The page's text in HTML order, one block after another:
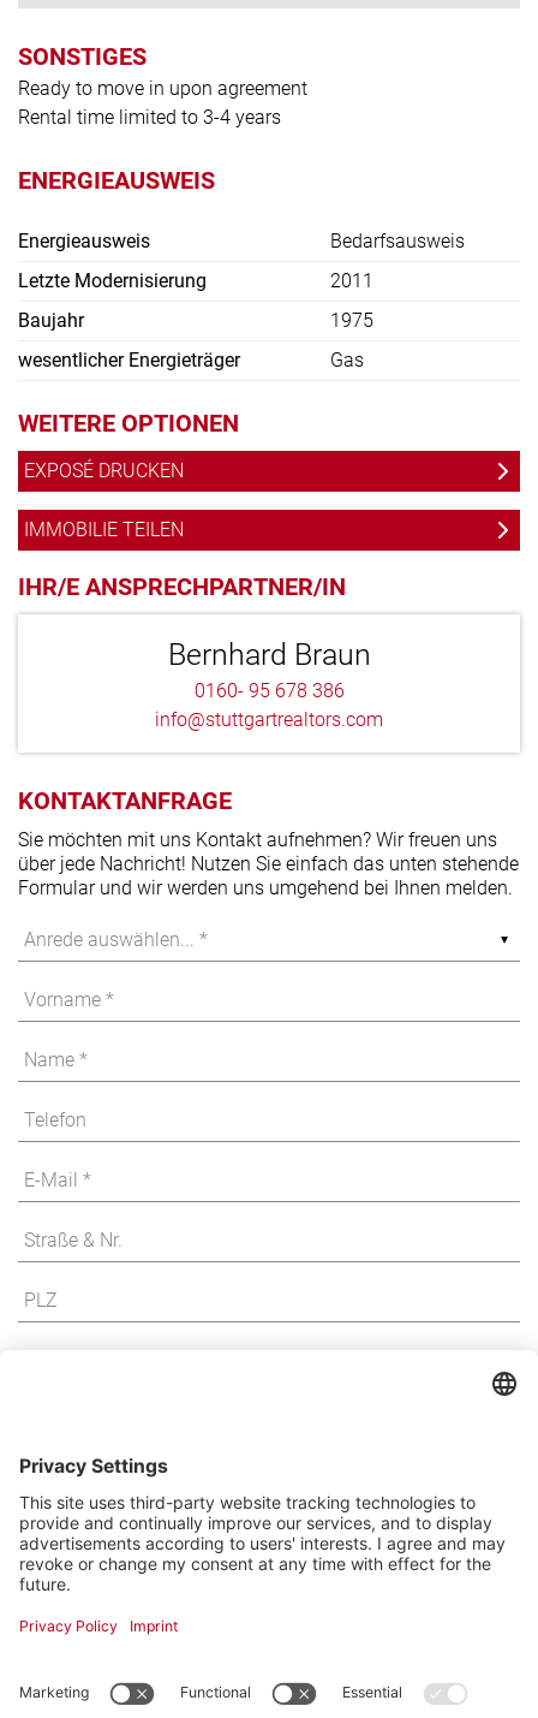
SONSTIGES
Ready to move in upon agreement
Rental time limited to 3-4 years
ENERGIEAUSWEIS
Energieausweis
Bedarfsausweis
Letzte Modernisierung
2011
Baujahr
1975
wesentlicher Energieträger
Gas
WEITERE OPTIONEN
EXPOSÉ DRUCKEN
IMMOBILIE TEILEN
IHR/E ANSPRECHPARTNER/IN
Bernhard Braun
0160- 95 678 386
info@stuttgartrealtors.com
KONTAKTANFRAGE
Sie möchten mit uns Kontakt aufnehmen? Wir freuen uns
über jede Nachricht! Nutzen Sie einfach das unten stehende
Formular und wir werden uns umgehend bei Ihnen melden.
Ich bin mit den Datenschutzbestimmungen
einverstanden*
Angaben mit * sind Pflichtfelder und müssen ausgefüllt werden.